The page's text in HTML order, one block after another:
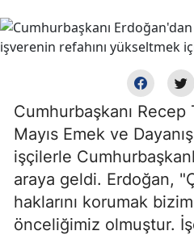
Cumhurbaşkanı Recep
Mayıs Emek ve
işçilerle
araya geldi. Erdoğan,
haklarını korumak
önceliğimiz olmuştur.